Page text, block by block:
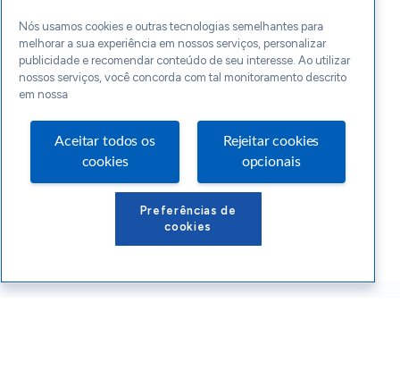
Nós usamos cookies e outras tecnologias semelhantes para
melhorar a sua experiência em nossos serviços, personalizar
publicidade e recomendar conteúdo de seu interesse. Ao utilizar
nossos serviços, você concorda com tal monitoramento descrito
em nossa
Aceitar todos os
cookies
Rejeitar cookies
opcionais
Preferências de
cookies